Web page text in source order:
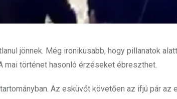
jönnek. Még ironikusabb, hogy pillanatok alatt
mai történet hasonló érzéseket ébreszthet.
Az esküvőt követően az ifjú pár az